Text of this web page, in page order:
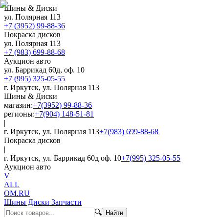
Шины & Диски
ул. Полярная 113
+7 (3952) 99-88-36
Покраска дисков
ул. Полярная 113
+7 (983) 699-88-68
Аукцион авто
ул. Баррикад 60д, оф. 10
+7 (995) 325-05-55
г. Иркутск, ул. Полярная 113
Шины & Диски
магазин:+7(3952) 99-88-36
регионы:+7(904) 148-51-81
|
г. Иркутск, ул. Полярная 113+7(983) 699-88-68
Покраска дисков
|
г. Иркутск, ул. Баррикад 60д оф. 10+7(995) 325-05-55
Аукцион авто
V
ALL
OM.RU
Шины Диски Запчасти
🔍
Найти